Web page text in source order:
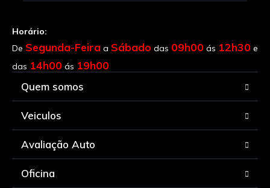
Horário:
De Segunda-Feira a Sábado das 09h00 ás 12h30 e
das 14h00 ás 19h00
Quem somos
Veiculos
Avaliação Auto
Oficina